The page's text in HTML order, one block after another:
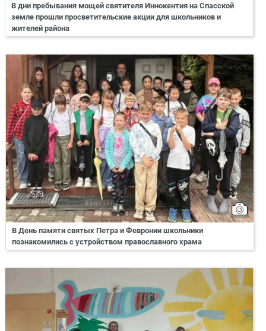
В дни пребывания мощей святителя Иннокентия на Спасской
земле прошли просветительские акции для школьников и
жителей района
В День памяти святых Петра и Февронии школьники
познакомились с устройством православного храма